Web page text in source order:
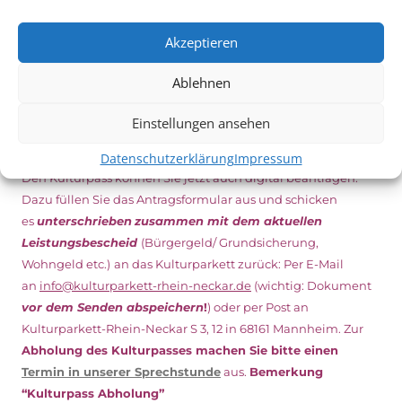
Akzeptieren
Ablehnen
Einstellungen ansehen
DatenschutzerklärungImpressum
DIGITAL KULTURPASS BEANTRAGEN
NEU: DOWNLOAD UND DIGITAL BEANTRAGEN!
Den Kulturpass können Sie jetzt auch digital beantragen.
Dazu füllen Sie das Antragsformular aus und schicken
esunterschriebenzusammen mit dem aktuellen
Leistungsbescheid (Bürgergeld/ Grundsicherung,
Wohngeld etc.) an das Kulturparkett zurück: Per E-Mail
an info@kulturparkett-rhein-neckar.de (wichtig: Dokument
vor dem Senden abspeichern!) oder per Post an
Kulturparkett-Rhein-Neckar S 3, 12 in 68161 Mannheim. Zur
Abholung des Kulturpasses machen Sie bitte einen
Termin in unserer Sprechstundeaus. Bemerkung
“Kulturpass Abholung”